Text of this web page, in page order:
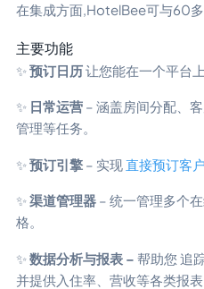
在集成方面,HotelBee可与60多
主要功能
✨预订日历让您能在一个平台
✨ 日常运营 – 涵盖房间分配、
管理等任务。
✨预订引擎 – 实现直接预订客户
✨渠道管理器 – 统一管理多个
格。
✨数据分析与报表 – 帮助您 追
并提供入住率、营收等各类报表